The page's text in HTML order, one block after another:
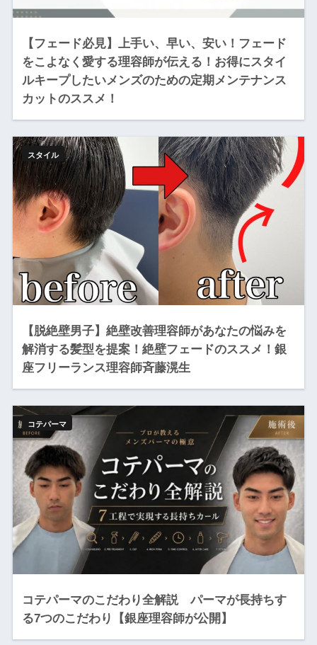
【フェード必見】上手い、早い、安い！フェード
をこよなく愛する理容師が伝える！お得にスタイ
ルキープしたいメンズのための定期メンテナンス
カットのススメ！
【脱絶壁男子】絶壁改善理容師があなたの悩みを
解消する髪型を提案！絶壁フェードのススメ！銀
座フリーランス理容師斉藤滉生
スタイル
コテパーマのこだわり全解説 パーマが長持ちす
る7つのこだわり【銀座理容師が公開】
コテパーマ